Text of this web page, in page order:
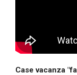
Case vacanza